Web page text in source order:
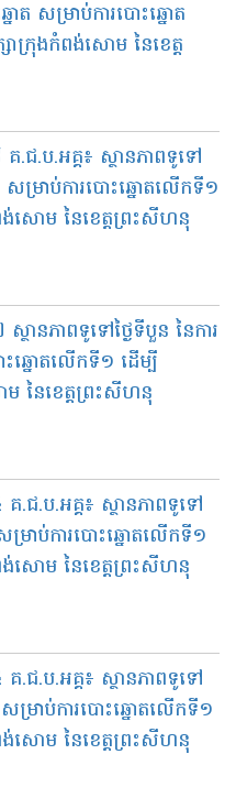
ត សម្រាប់ការបោះឆ្នោត
ាក្រុងកំពង់សោម នៃខេត្ត
ជ.ប.អគ្គ៖ ស្ថានភាពទូទៅ
សម្រាប់ការបោះឆ្នោតលើកទី១
ង់សោម នៃខេត្តព្រះសីហនុ
ានភាពទូទៅថ្ងៃទីបួន នៃការ
ឆ្នោតលើកទី១ ដើម្បី
នៃខេត្តព្រះសីហនុ
ជ.ប.អគ្គ៖ ស្ថានភាពទូទៅ
ម្រាប់ការបោះឆ្នោតលើកទី១
ង់សោម នៃខេត្តព្រះសីហនុ
ជ.ប.អគ្គ៖​​ ស្ថានភាពទូទៅ
ម្រាប់ការបោះឆ្នោតលើកទី១
ង់សោម នៃខេត្តព្រះសីហនុ